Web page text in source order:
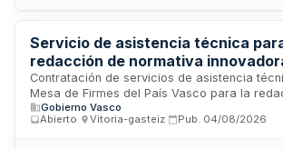
gestión de proyectos presenten ofertas
capacidades técnicas particulares.
Servicio de asistencia técnica
redacción de normativa
de carreteras de la Comunidad
Vasca
Contratación de servicios de asistencia
Mesa de Firmes del País Vasco para la
aprobación de nueva documentación
con materiales y sistemas de firmes de
Gobierno Vasco
Abierto
Vitoria-gasteiz Pub. 04/08/2026